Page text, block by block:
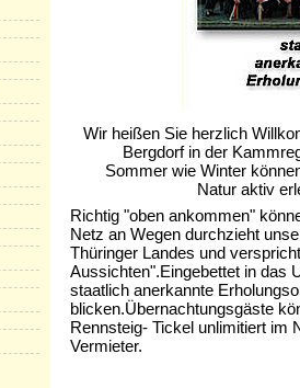
Wir heißen Sie herzlich
Bergdorf in der
Sommer wie Winter können
Natur aktiv erleben
Richtig "oben ankommen"
Netz an Wegen durchzieht
Thüringer Landes und
Aussichten".Eingebettet in das
staatlich anerkannte
blicken.Übernachtungsgäste
Rennsteig- Tickel unlimitiert im
Vermieter.